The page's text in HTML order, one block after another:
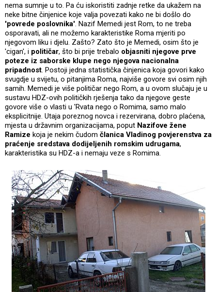
nema sumnje u to. Pa ću iskoristiti zadnje retke da ukažem na
neke bitne činjenice koje valja povezati kako ne bi došlo do
'povrede poslovnika'. Nazif Memedi jest Rom, to ne treba
osporavati, ali ne možemo karakteristike Roma mjeriti po
njegovom liku i djelu. Zašto? Zato što je Memedi, osim što je
'cigan', i političar, što bi prije trebalo objasniti njegove prve
poteze iz saborske klupe nego njegova nacionalna
pripadnost. Postoji jedna statistička činjenica koja govori kako
svugdje u svijetu, o pitanjima Roma, najviše govore svi osim njih
samih. Memedi je više političar nego Rom, a u ovom slučaju je u
sustavu HDZ-ovih političkih rješenja tako da njegove geste
govore više o vlasti u 'Rvata nego o Romima, samo malo
eksplicitnije. Utaja poreznog novca i rezervirana, dobro plaćena,
mjesta u državnim organizacijama, poput Nazifove žene
Ramize koja je nekim čudom članica Vladinog povjerenstva za
praćenje sredstava dodijeljenih romskim udrugama,
karakteristika su HDZ-a i nemaju veze s Romima.